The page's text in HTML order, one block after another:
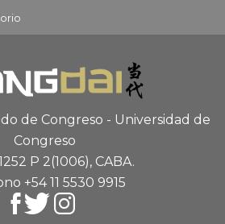
de Congreso - Universidad de
Congreso
P 2(1006), CABA.
+54 11 5530 9915